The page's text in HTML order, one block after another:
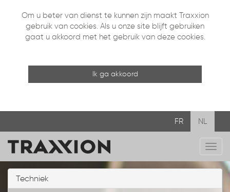
Om u beter van dienst te kunnen zijn maakt Traxxion
gebruik van cookies. Als u onze site blijft gebruiken
gaat u akkoord met het gebruik van deze cookies.
Ik ga akkoord
FR NL
Techniek